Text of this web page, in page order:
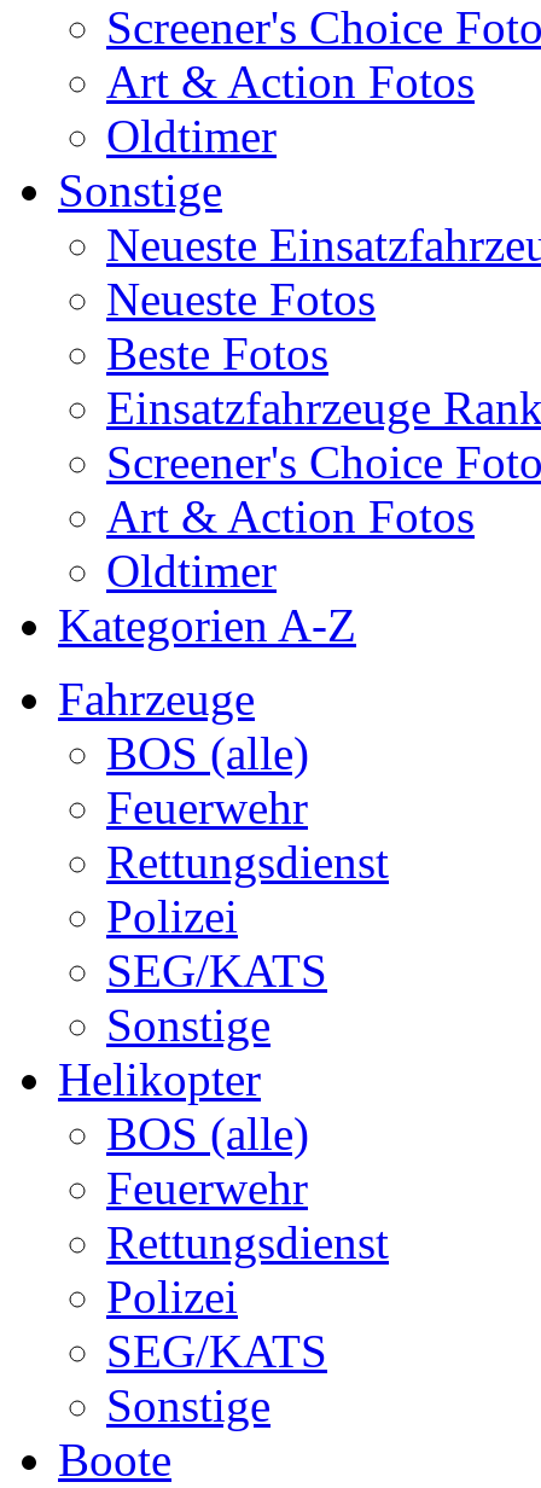
Screener's Choice
Art & Action Fotos
Oldtimer
Sonstige
Neueste
Neueste Fotos
Beste Fotos
Einsatzfahrzeuge
Screener's Choice
Art & Action Fotos
Oldtimer
Kategorien A-Z
Fahrzeuge
BOS (alle)
Feuerwehr
Rettungsdienst
Polizei
SEG/KATS
Sonstige
Helikopter
BOS (alle)
Feuerwehr
Rettungsdienst
Polizei
SEG/KATS
Sonstige
Boote